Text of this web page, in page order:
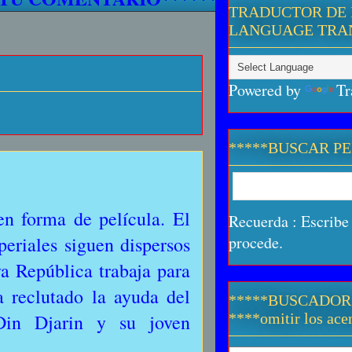
forma de película. El
siguen dispersos
República trabaja para
la ayuda del
Din Djarin y su joven
TRADUCTOR
LANGUAGE
Powered by
*****BUSCAR
Recuerda :
procede.
****omitir los